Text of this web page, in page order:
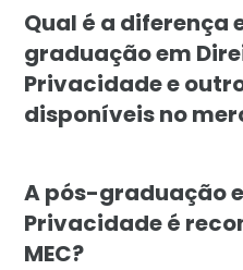
Qual é a diferença
graduação em
Privacidade e
disponíveis no
A pós-graduação
Privacidade é
MEC?